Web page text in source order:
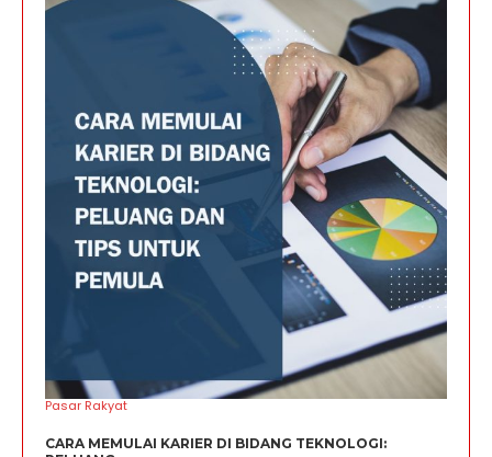
Pasar Rakyat
CARA MEMULAI KARIER DI BIDANG TEKNOLOGI: